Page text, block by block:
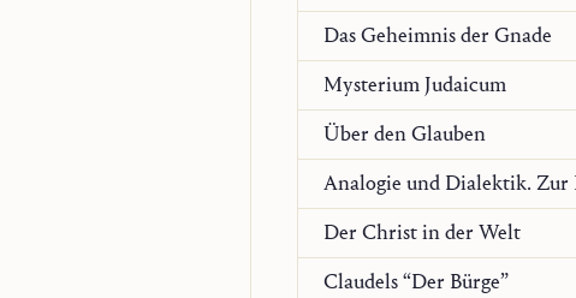
Das Geheimnis der Gnade
Mysterium Judaicum
Über den Glauben
Der Christ in der Welt
Claudels “Der Bürge”